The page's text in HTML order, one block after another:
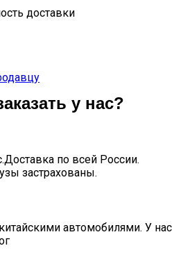
доставки
у нас?
по всей России.
застрахованы.
автомобилями. У нас